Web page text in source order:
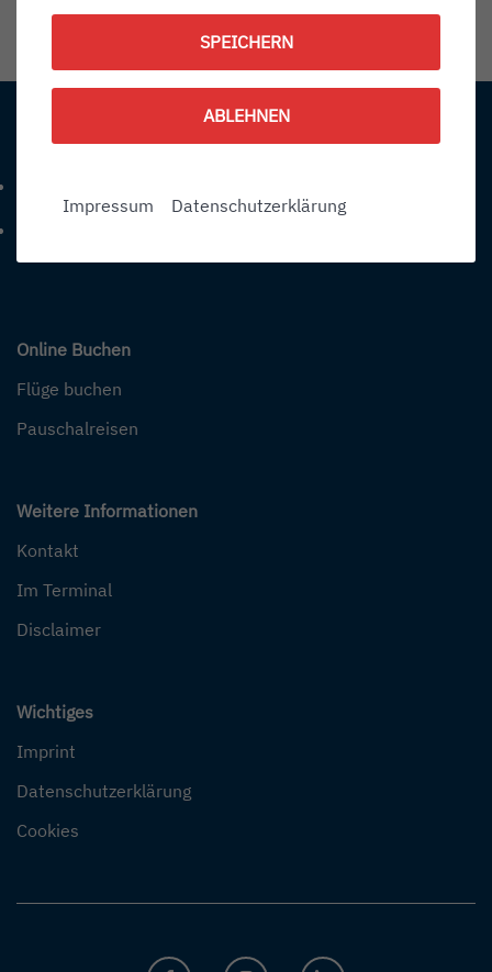
Kontakt
Telefonnummer: 4 9 0 7 5 4 1 2 8 4 0
Online Buchen
Flüge buchen
Pauschalreisen
Weitere Informationen
Kontakt
Im Terminal
Disclaimer
Wichtiges
Imprint
Datenschutzerklärung
Cookies
SPEICHERN
ABLEHNEN
Impressum Datenschutzerklärung